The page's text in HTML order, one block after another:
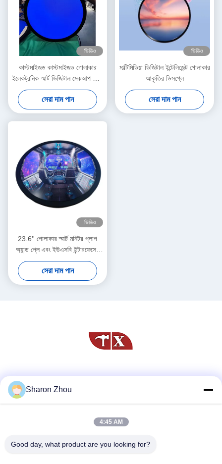
ভিডিও
কাস্টমাইজড কাস্টমাইজড গোলাকার
ইলেকট্রনিক স্মার্ট ডিজিটাল মেকআপ মিরর
700nits উজ্জ্বলতা সঙ্গে
সেরা দাম পান
ভিডিও
মাল্টিমিডিয়া ডিজিটাল ইন্টেলিজেন্ট গোলাকার
আকৃতির ডিসপ্লে
সেরা দাম পান
ভিডিও
23.6'' গোলাকার স্মার্ট মনিটর প্লাগ
অ্যান্ড প্লে এবং ইউএসবি ইন্টারফেসের
সাথে
সেরা দাম পান
দ্রুত যোগাযোগ
টেলিফোন
Sharon Zhou
4:45 AM
Good day, what product are you looking for?